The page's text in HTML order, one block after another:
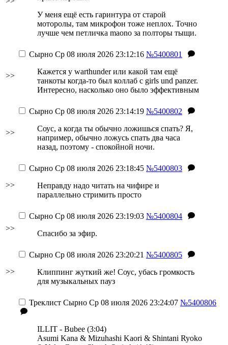
У меня ещё есть гаринтура от старой
моторолы, там микрофон тоже неплох. Точно
лучше чем петличка maono за полторы тыщи.
>>
Сырно Ср 08 июля 2026 23:12:16 №5400801
Кажется у warthunder или какой там ещё
танкоты когда-то был коллаб с girls und panzer.
Интересно, насколько оно было эффективным
>>
Сырно Ср 08 июля 2026 23:14:19 №5400802
Соус, а когда ты обычно ложишься спать? Я,
например, обычно ложусь спать два часа
назад, поэтому - спокойной ночи.
>>
Сырно Ср 08 июля 2026 23:18:45 №5400803
Неправду надо читать на чифире и
параллельно стримить просто
>>
Сырно Ср 08 июля 2026 23:19:03 №5400804
Спасибо за эфир.
>>
Сырно Ср 08 июля 2026 23:20:21 №5400805
Клиппинг жуткий же! Соус, убась громкость
для музыкальных пауз
Треклист Сырно Ср 08 июля 2026 23:24:07 №5400806
ILLIT - Bubee (3:04)
Asumi Kana & Mizuhashi Kaori & Shintani Ryoko